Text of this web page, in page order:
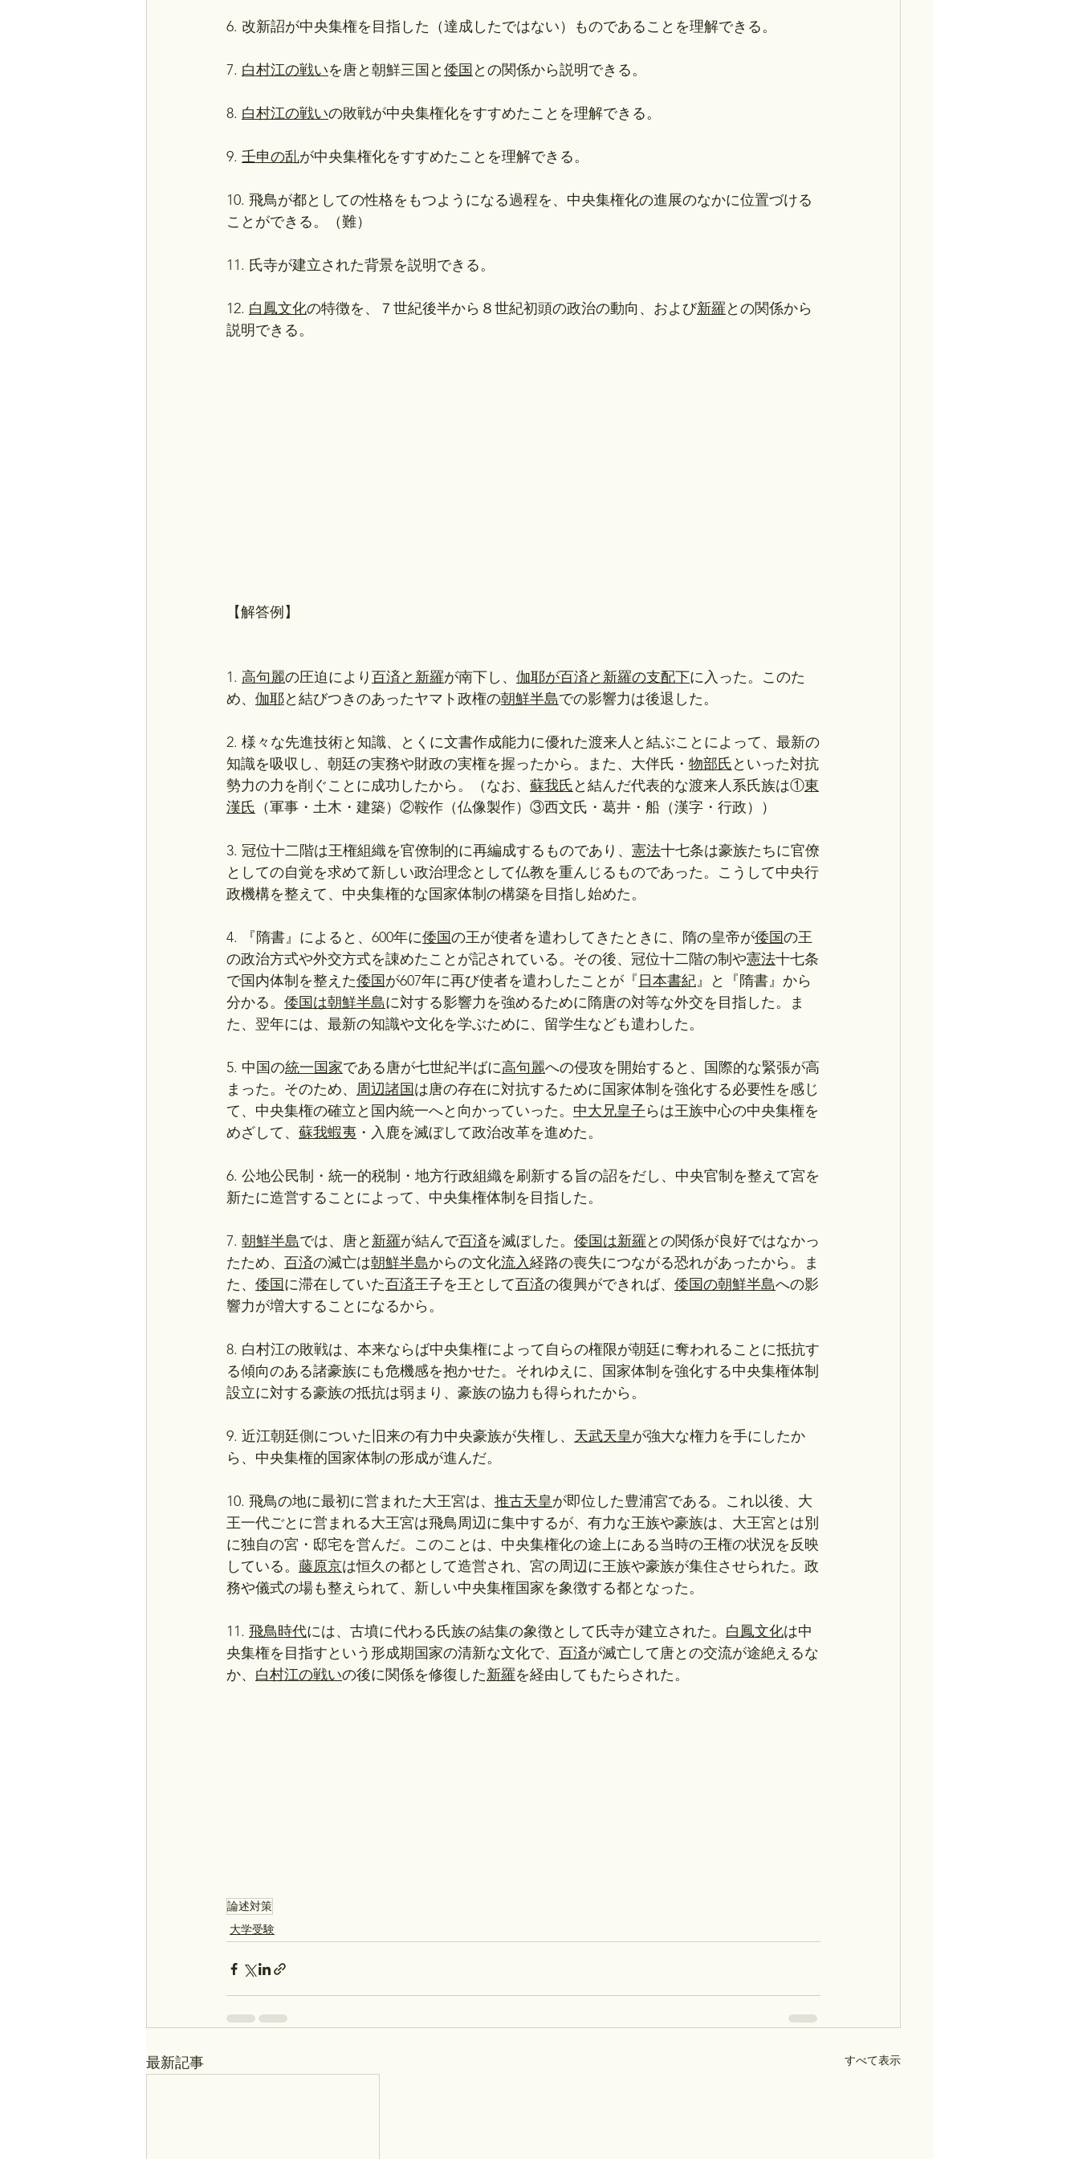
6. 改新詔が中央集権を目指した（達成したではない）ものであることを理解できる。
7. 白村江の戦いを唐と朝鮮三国と倭国 との関係から説明できる。
8. 白村江の戦いの敗戦が中央集権化をすすめたことを理解できる。
9. 壬申の乱が中央集権化をすすめたことを理解できる。
10. 飛鳥が都としての性格をもつようになる過程を、中央集権化の進展のなかに位置づける
ことができる。（難）
11. 氏寺が建立された背景を説明できる。
12. 白鳳文化の特徴を、７世紀後半から８世紀初頭の政治の動向、および新羅との関係から
説明できる。
【解答例】
1. 高句麗の圧迫により百済と新羅が南下し、 伽耶が百済と新羅の支配下に入った。このた
め、 伽耶と結びつきのあったヤマト政権の朝鮮半島での影響力は後退した。
2. 様々な先進技術と知識、とくに文書作成能力に優れた渡来人と結ぶことによって、最新の
知識を吸収し、朝廷の実務や財政の実権を握ったから。また、大伴氏・ 物部氏といった対抗
勢力の力を削ぐことに成功したから。（なお、 蘇我氏と結んだ代表的な渡来人系氏族は①東
漢氏 （軍事・土木・建築）②鞍作（仏像製作）③西文氏・葛井・船（漢字・行政））
3. 冠位十二階は王権組織を官僚制的に再編成するものであり、 憲法十七条は豪族たちに官僚
としての自覚を求めて新しい政治理念として仏教を重んじるものであった。こうして中央行
政機構を整えて、中央集権的な国家体制の構築を目指し始めた。
4. 『隋書』によると、600年に倭国の王が使者を遣わしてきたときに、隋の皇帝が倭国の王
の政治方式や外交方式を諌めたことが記されている。その後、冠位十二階の制や憲法十七条
で国内体制を整えた倭国が607年に再び使者を遣わしたことが『 日本書紀』と『隋書』から
分かる。 倭国は朝鮮半島に対する影響力を強めるために隋唐の対等な外交を目指した。ま
た、翌年には、最新の知識や文化を学ぶために、留学生なども遣わした。
5. 中国の統一国家である唐が七世紀半ばに高句麗への侵攻を開始すると、国際的な緊張が高
まった。そのため、 周辺諸国は唐の存在に対抗するために国家体制を強化する必要性を感じ
て、中央集権の確立と国内統一へと向かっていった。 中大兄皇子らは王族中心の中央集権を
めざして、 蘇我蝦夷 ・入鹿を滅ぼして政治改革を進めた。
6. 公地公民制・統一的税制・地方行政組織を刷新する旨の詔をだし、中央官制を整えて宮を
新たに造営することによって、中央集権体制を目指した。
7. 朝鮮半島では、唐と 新羅が結んで百済を滅ぼした。 倭国は新羅との関係が良好ではなかっ
たため、 百済の滅亡は朝鮮半島からの文化流入経路の喪失につながる恐れがあったから。ま
た、 倭国に滞在していた百済王子を王として百済の復興ができれば、 倭国の朝鮮半島への影
響力が増大することになるから。
8. 白村江の敗戦は、本来ならば中央集権によって自らの権限が朝廷に奪われることに抵抗す
る傾向のある諸豪族にも危機感を抱かせた。それゆえに、国家体制を強化する中央集権体制
設立に対する豪族の抵抗は弱まり、豪族の協力も得られたから。
9. 近江朝廷側についた旧来の有力中央豪族が失権し、 天武天皇が強大な権力を手にしたか
ら、中央集権的国家体制の形成が進んだ。
10. 飛鳥の地に最初に営まれた大王宮は、 推古天皇が即位した豊浦宮である。これ以後、大
王一代ごとに営まれる大王宮は飛鳥周辺に集中するが、有力な王族や豪族は、大王宮とは別
に独自の宮・邸宅を営んだ。このことは、中央集権化の途上にある当時の王権の状況を反映
している。 藤原京は恒久の都として造営され、宮の周辺に王族や豪族が集住させられた。政
務や儀式の場も整えられて、新しい中央集権国家を象徴する都となった。
11. 飛鳥時代には、古墳に代わる氏族の結集の象徴として氏寺が建立された。 白鳳文化は中
央集権を目指すという形成期国家の清新な文化で、 百済が滅亡して唐との交流が途絶えるな
か、 白村江の戦いの後に関係を修復した新羅を経由してもたらされた。
論述対策
大学受験
最新記事 すべて表示